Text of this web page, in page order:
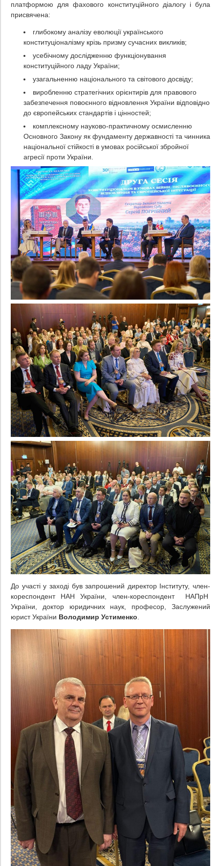
платформою для фахового конституційного діалогу і була
присвячена:
глибокому аналізу еволюції українського
конституціоналізму крізь призму сучасних викликів;
усебічному дослідженню функціонування
конституційного ладу України;
узагальненню національного та світового досвіду;
виробленню стратегічних орієнтирів для правового
забезпечення повоєнного відновлення України відповідно
до європейських стандартів і цінностей;
комплексному науково-практичному осмисленню
Основного Закону як фундаменту державності та чинника
національної стійкості в умовах російської збройної
агресії проти України.
До участі у заході був запрошений директор Інституту, член-
кореспондент НАН України, член-кореспондент НАПрН
України, доктор юридичних наук, професор, Заслужений
юрист України Володимир Устименко